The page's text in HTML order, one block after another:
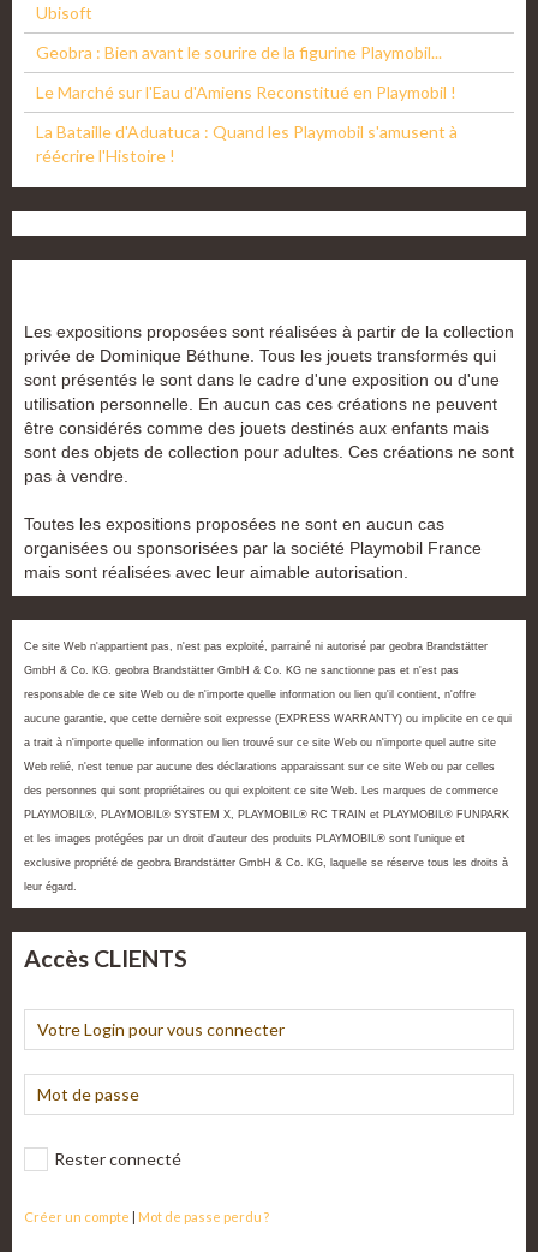
Ubisoft
Geobra : Bien avant le sourire de la figurine Playmobil...
Le Marché sur l'Eau d'Amiens Reconstitué en Playmobil !
La Bataille d'Aduatuca : Quand les Playmobil s'amusent à
réécrire l'Histoire !
Les expositions proposées sont réalisées à partir de la collection
privée de Dominique Béthune. Tous les jouets transformés qui
sont présentés le sont dans le cadre d'une exposition ou d'une
utilisation personnelle. En aucun cas ces créations ne peuvent
être considérés comme des jouets destinés aux enfants mais
sont des objets de collection pour adultes. Ces créations ne sont
pas à vendre.
Toutes les expositions proposées ne sont en aucun cas
organisées ou sponsorisées par la société Playmobil France
mais sont réalisées avec leur aimable autorisation.
Ce site Web n'appartient pas, n'est pas exploité, parrainé ni autorisé par geobra Brandstätter
GmbH & Co. KG. geobra Brandstätter GmbH & Co. KG ne sanctionne pas et n'est pas
responsable de ce site Web ou de n'importe quelle information ou lien qu'il contient, n'offre
aucune garantie, que cette dernière soit expresse (EXPRESS WARRANTY) ou implicite en ce qui
a trait à n'importe quelle information ou lien trouvé sur ce site Web ou n'importe quel autre site
Web relié, n'est tenue par aucune des déclarations apparaissant sur ce site Web ou par celles
des personnes qui sont propriétaires ou qui exploitent ce site Web. Les marques de commerce
PLAYMOBIL®, PLAYMOBIL® SYSTEM X, PLAYMOBIL® RC TRAIN et PLAYMOBIL® FUNPARK
et les images protégées par un droit d'auteur des produits PLAYMOBIL® sont l'unique et
exclusive propriété de geobra Brandstätter GmbH & Co. KG, laquelle se réserve tous les droits à
leur égard.
Accès CLIENTS
Rester connecté
Créer un compte | Mot de passe perdu ?